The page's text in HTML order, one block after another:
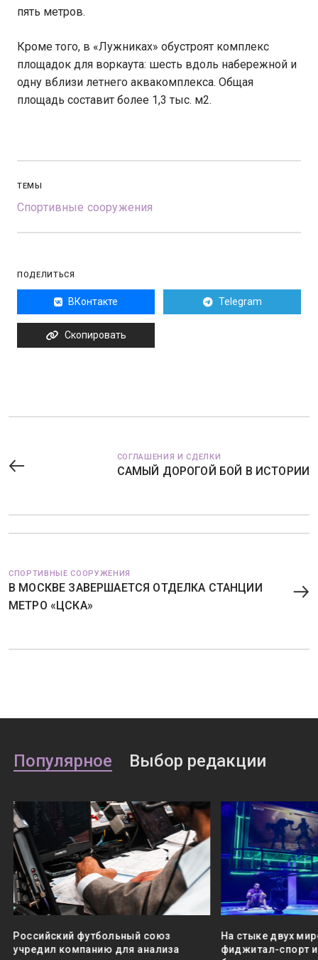
пять метров.
Кроме того, в «Лужниках» обустроят комплекс
площадок для воркаута: шесть вдоль набережной и
одну вблизи летнего аквакомплекса. Общая
площадь составит более 1,3 тыс. м2.
ТЕМЫ
Спортивные сооружения
ПОДЕЛИТЬСЯ
ВКонтакте Telegram
Скопировать
СОГЛАШЕНИЯ И СДЕЛКИ
САМЫЙ ДОРОГОЙ БОЙ В ИСТОРИИ
СПОРТИВНЫЕ СООРУЖЕНИЯ
В МОСКВЕ ЗАВЕРШАЕТСЯ ОТДЕЛКА СТАНЦИИ
МЕТРО «ЦСКА»
Популярное Выбор редакции
Российский футбольный союз
учредил компанию для анализа
На стыке двух
фиджитал-спорт